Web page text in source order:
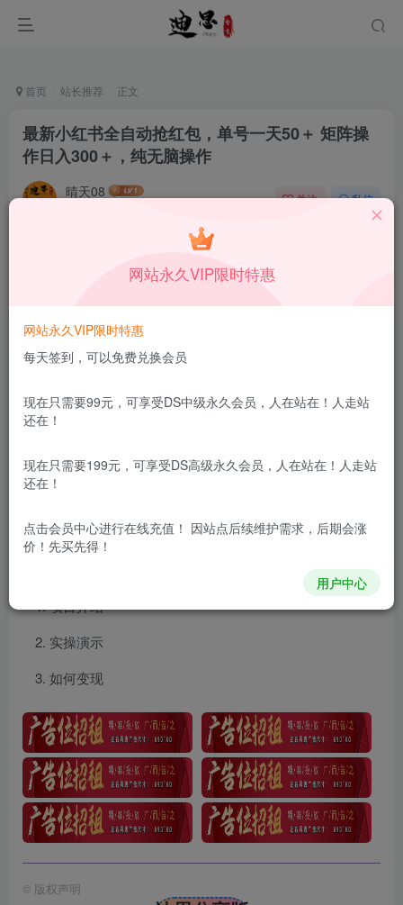
首页 站长推荐 正文
最新小红书全自动抢红包，单号一天50＋ 矩阵操
作日入300＋，纯无脑操作
晴天08 关注 私信
用途。如有侵权、不妥之处，请第一时间联系我们删除！
项目介绍
300＋，纯无脑操作
项目介绍
实操演示
如何变现
© 版权声明
网站永久VIP限时特惠
网站永久VIP限时特惠
每天签到，可以免费兑换会员
现在只需要99元，可享受DS中级永久会员，人在站在！人走站
还在！
现在只需要199元，可享受DS高级永久会员，人在站在！人走站
还在！
点击会员中心进行在线充值！ 因站点后续维护需求，后期会涨
价！先买先得！
用户中心